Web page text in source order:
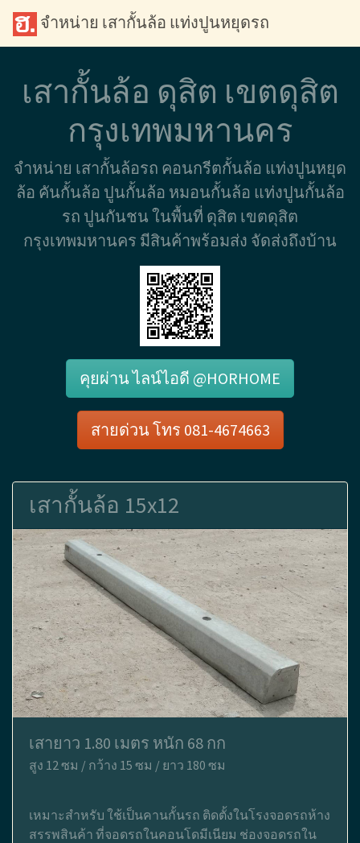
จำหน่าย เสากั้นล้อ แท่งปูนหยุดรถ
เสากั้นล้อ ดุสิต เขตดุสิต
กรุงเทพมหานคร
จำหน่าย เสากั้นล้อรถ คอนกรีตกั้นล้อ แท่งปูนหยุด
ล้อ คันกั้นล้อ ปูนกั้นล้อ หมอนกั้นล้อ แท่งปูนกั้นล้อ
รถ ปูนกันชน ในพื้นที่ ดุสิต เขตดุสิต
กรุงเทพมหานคร มีสินค้าพร้อมส่ง จัดส่งถึงบ้าน
คุยผ่าน ไลน์ไอดี @HORHOME
สายด่วน โทร 081-4674663
เสากั้นล้อ 15x12
เสายาว 1.80 เมตร หนัก 68 กก
สูง 12 ซม / กว้าง 15 ซม / ยาว 180 ซม
เหมาะสำหรับ ใช้เป็นคานกั้นรถ ติดตั้งในโรงจอดรถห้าง
สรรพสินค้า ที่จอดรถในคอนโดมีเนียม ช่องจอดรถใน